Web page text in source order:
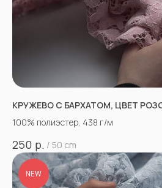
КРУЖЕВО С БАРХАТОМ, ЦВЕТ
100% полиэстер, 438 г/м
250 р. / 50 cm
NEW